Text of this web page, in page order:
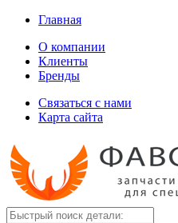
Главная
О компании
Клиенты
Бренды
Связаться с нами
Карта сайта